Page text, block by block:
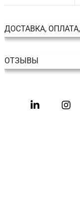
ДОСТАВКА,
ОТЗЫВЫ